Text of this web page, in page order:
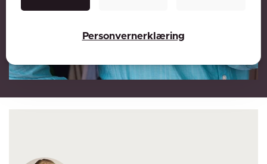
Personvernerklæring